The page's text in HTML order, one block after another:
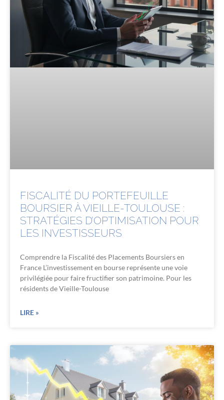
FISCALITÉ DU PORTEFEUILLE
BOURSIER À VIEILLE-TOULOUSE :
STRATÉGIES D’OPTIMISATION POUR
LES INVESTISSEURS
Comprendre la Fiscalité des Placements Boursiers en
France L’investissement en bourse représente une voie
privilégiée pour faire fructifier son patrimoine. Pour les
résidents de Vieille-Toulouse
LIRE »